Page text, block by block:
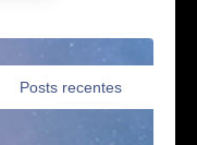
Posts recentes